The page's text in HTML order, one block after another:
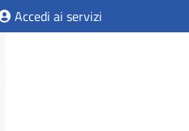
Accedi ai servizi